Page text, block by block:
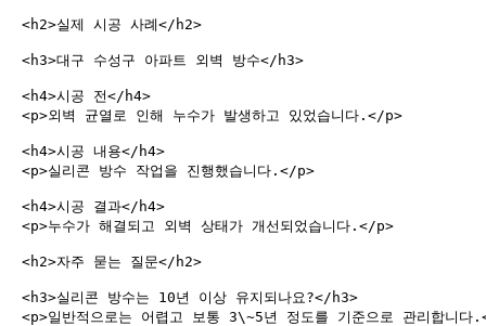
<h2>실제 시공 사례</h2>
<h3>대구 수성구 아파트 외벽 방수</h3>
<h4>시공 전</h4>
<p>외벽 균열로 인해 누수가 발생하고 있었습니다.</p>
<h4>시공 내용</h4>
<p>실리콘 방수 작업을 진행했습니다.</p>
<h4>시공 결과</h4>
<p>누수가 해결되고 외벽 상태가 개선되었습니다.</p>
<h2>자주 묻는 질문</h2>
<h3>실리콘 방수는 10년 이상 유지되나요?</h3>
<p>일반적으로는 어렵고 보통 3\~5년 정도를 기준으로 관리합니다